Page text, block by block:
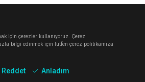
için çerezler kullanıyoruz. Çerez
bilgi edinmek için lütfen çerez politikamıza
Reddet Anladım